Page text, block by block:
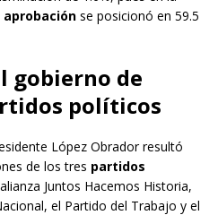
aprobación se posicionó en 59.5
gobierno de
políticos
López Obrador resultó
de los tres partidos
Juntos Hacemos Historia,
el Partido del Trabajo y el